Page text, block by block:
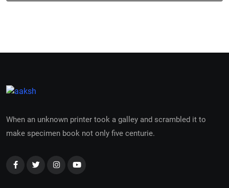
When an unknown printer took a galley and scrambled it to
make specimen book not only five centurie.